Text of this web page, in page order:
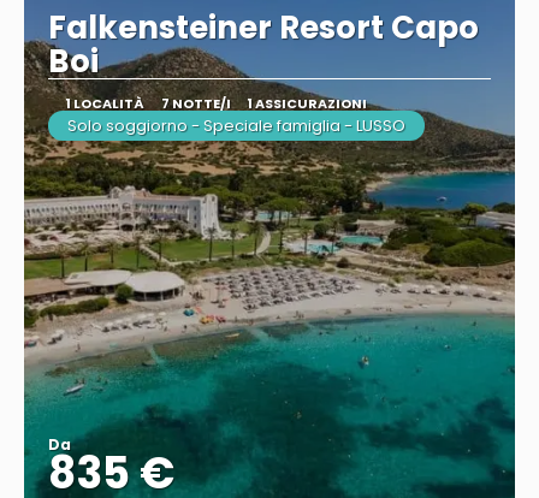
Falkensteiner Resort Capo
Boi
1 LOCALITÀ 7 NOTTE/I 1 ASSICURAZIONI
Solo soggiorno - Speciale famiglia - LUSSO
Da
835 €